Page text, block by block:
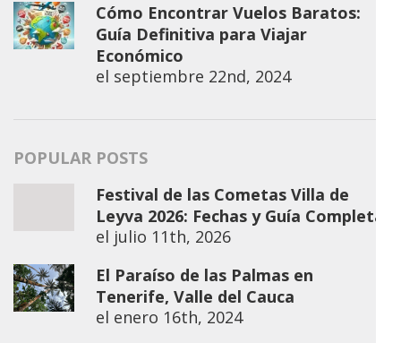
Cómo Encontrar Vuelos Baratos:
Guía Definitiva para Viajar
Económico
el septiembre 22nd, 2024
POPULAR POSTS
Festival de las Cometas Villa de
Leyva 2026: Fechas y Guía Completa
el julio 11th, 2026
El Paraíso de las Palmas en
Tenerife, Valle del Cauca
el enero 16th, 2024